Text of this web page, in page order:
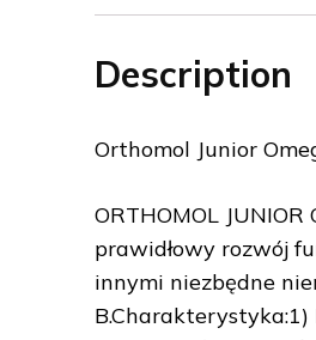
Description
Orthomol Junior
ORTHOMOL
prawidłowy rozwój
innymi niezbędne